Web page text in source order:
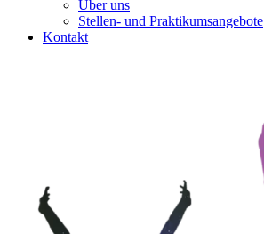
Über uns
Stellen- und Praktikumsangebote
Kontakt